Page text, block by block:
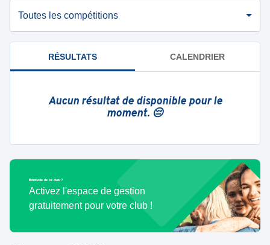
Toutes les compétitions
RÉSULTATS CALENDRIER
Aucun résultat de disponible pour le
moment. 😔
Bénévole de ce club ?
Activez l'espace de gestion
gratuitement pour votre club !